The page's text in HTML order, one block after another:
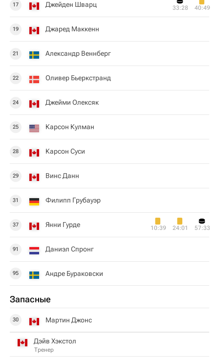
17 Джейден Шварц 33:28 40:49
19 Джаред Маккенн
21 Александр Веннберг
22 Оливер Бьеркстранд
24 Джейми Олексяк
25 Карсон Кулман
28 Карсон Суси
29 Винс Данн
31 Филипп Грубауэр
37 Янни Гурде 10:39 24:01 57:33
91 Даниэл Спронг
95 Андре Бураковски
Запасные
30 Мартин Джонс
Дэйв Хэкстол
Тренер